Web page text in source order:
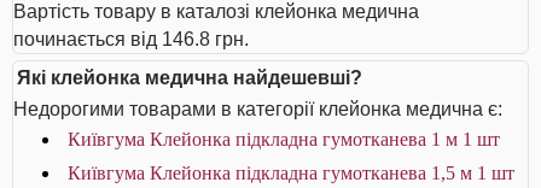
Вартість товару в каталозі клейонка медична
починається від 146.8 грн.
Які клейонка медична найдешевші?
Недорогими товарами в категорії клейонка медична є:
Київгума Клейонка підкладна гумотканева 1 м 1 шт
Київгума Клейонка підкладна гумотканева 1,5 м 1 шт